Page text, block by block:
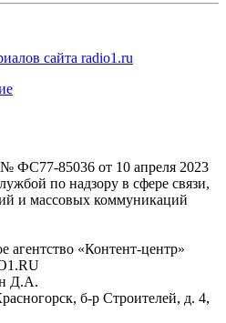
сайта radio1.ru
ФС77-85036 от 10 апреля 2023
по надзору в сфере связи,
и массовых коммуникаций
«Контент-центр»
Д.А.
б-р Строителей, д. 4,